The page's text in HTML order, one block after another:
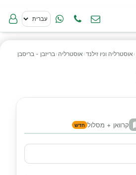
› אוסטרליה וניו זילנד› אוסטרליה ›בריזבן - בריסבן
קרוואן + מסלול חדש